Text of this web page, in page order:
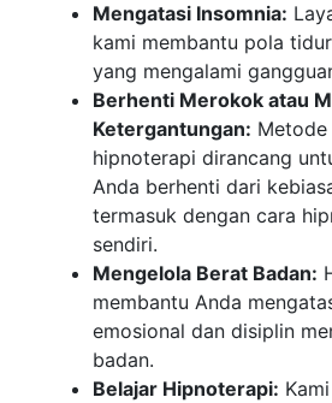
Mengatasi Insomnia:
kami membantu pola
yang mengalami
Berhenti Merokok atau
Ketergantungan:
hipnoterapi dirancang
Anda berhenti dari
termasuk dengan cara
sendiri.
Mengelola Berat Badan:
membantu Anda
emosional dan disiplin
badan.
Belajar Hipnoterapi: